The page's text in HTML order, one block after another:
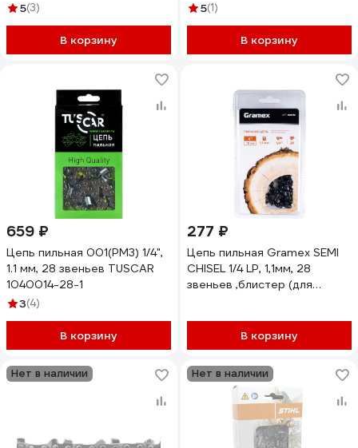
5(3)
В корзину
5(1)
В корзину
659 ₽
Цепь пильная 001(PM3) 1/4",
1.1 мм, 28 звеньев TUSCAR
1040014-28-1
3(4)
В корзину
277 ₽
Цепь пильная Gramex SEMI
CHISEL 1/4 LP, 1,1мм, 28
звеньев ,блистер (для
В корзину
Нет в наличии Нет в наличии